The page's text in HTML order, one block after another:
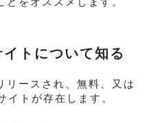
トについて知る
リースされ、無料、又は
イトが存在します。